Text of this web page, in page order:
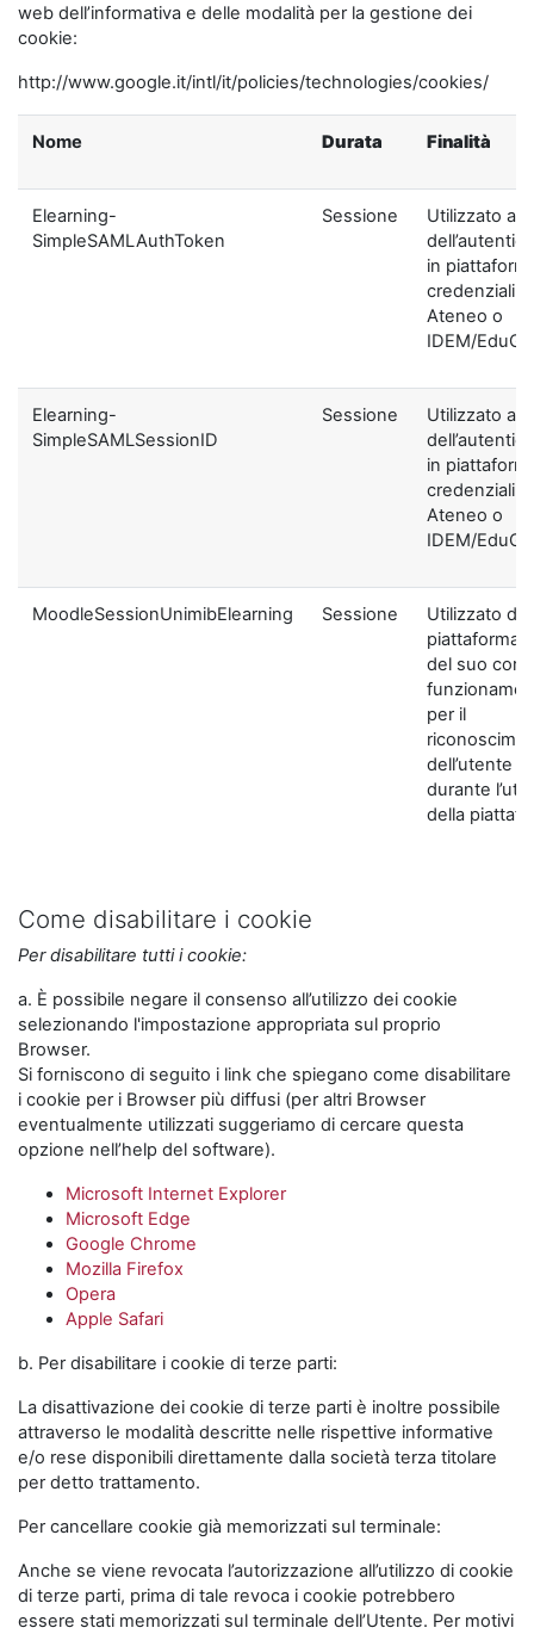
web dell’informativa e delle modalità per la gestione dei
cookie:
http://www.google.it/intl/it/policies/technologies/cookies/
Nome Durata Finalità
Elearning-
SimpleSAMLAuthToken
Sessione
Utilizzato ai
in
credenziali di
Ateneo o
IDEM/
Elearning-
SimpleSAMLSessionID
Sessione
Utilizzato ai
in
credenziali di
Ateneo o
IDEM/
MoodleSessionUnimibElearning Sessione
Utilizzato
piattaforma
del suo
per il
dell’utente
durante
della
Come disabilitare i cookie
Per disabilitare tutti i cookie:
a. È possibile negare il consenso all’utilizzo dei cookie
selezionando l'impostazione appropriata sul proprio
Browser.
Si forniscono di seguito i link che spiegano come disabilitare
i cookie per i Browser più diffusi (per altri Browser
eventualmente utilizzati suggeriamo di cercare questa
opzione nell’help del software).
Microsoft Internet Explorer
Microsoft Edge
Google Chrome
Mozilla Firefox
Opera
Apple Safari
b. Per disabilitare i cookie di terze parti:
La disattivazione dei cookie di terze parti è inoltre possibile
attraverso le modalità descritte nelle rispettive informative
e/o rese disponibili direttamente dalla società terza titolare
per detto trattamento.
Per cancellare cookie già memorizzati sul terminale:
Anche se viene revocata l’autorizzazione all’utilizzo di cookie
di terze parti, prima di tale revoca i cookie potrebbero
essere stati memorizzati sul terminale dell’Utente. Per motivi